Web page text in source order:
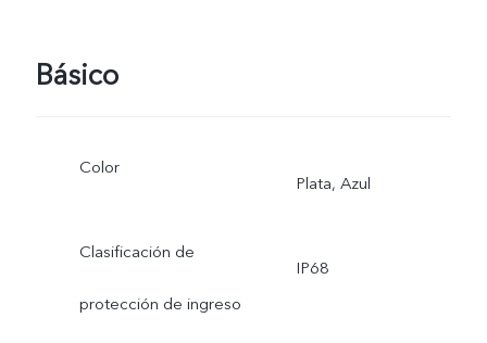
Básico
Color
Plata, Azul
Clasificación de
protección de ingreso
IP68